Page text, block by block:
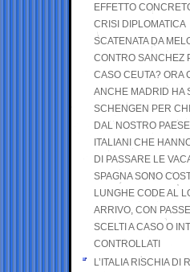
EFFETTO
CRISI DIPLOMATICA
SCATENATA DA
CONTRO SANCHEZ
CASO CEUTA? ORA
ANCHE MADRID HA
SCHENGEN PER
DAL NOSTRO
ITALIANI CHE
DI PASSARE LE
SPAGNA SONO
LUNGHE CODE AL
ARRIVO, CON
SCELTI A CASO O
CONTROLLATI
L’ITALIA RISCHIA DI